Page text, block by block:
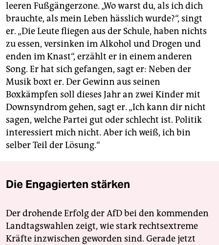
leeren Fußgängerzone. „Wo warst du, als ich dich
brauchte, als mein Leben hässlich wurde?“, singt
er. „Die Leute fliegen aus der Schule, haben nichts
zu essen, versinken im Alkohol und Drogen und
enden im Knast“, erzählt er in einem anderen
Song. Er hat sich gefangen, sagt er: Neben der
Musik boxt er. Der Gewinn aus seinen
Boxkämpfen soll dieses Jahr an zwei Kinder mit
Downsyndrom gehen, sagt er. „Ich kann dir nicht
sagen, welche Partei gut oder schlecht ist. Politik
interessiert mich nicht. Aber ich weiß, ich bin
selber Teil der Lösung.“
Die Engagierten stärken
Der drohende Erfolg der AfD bei den kommenden
Landtagswahlen zeigt, wie stark rechtsextreme
Kräfte inzwischen geworden sind. Gerade jetzt